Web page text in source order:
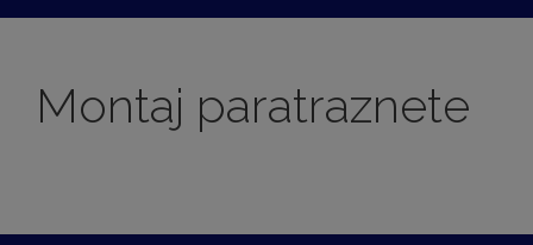
Montaj paratraznete